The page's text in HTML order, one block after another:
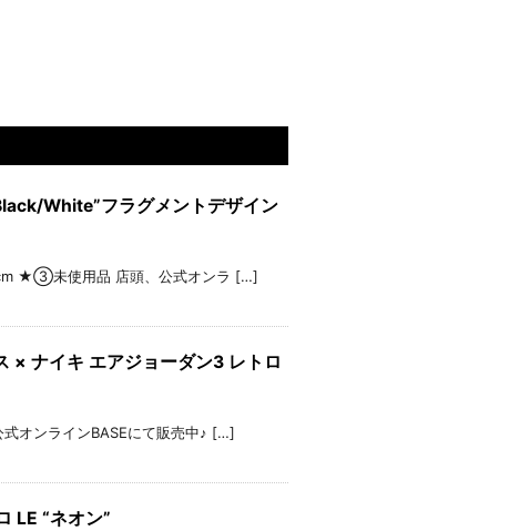
White”フラグメントデザイン
★③未使用品 店頭、公式オンラ […]
ナイキ エアジョーダン3 レトロ
ンラインBASEにて販売中♪ […]
LE “ネオン”